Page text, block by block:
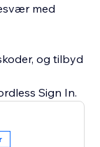
med
og tilbyd
Sign In.